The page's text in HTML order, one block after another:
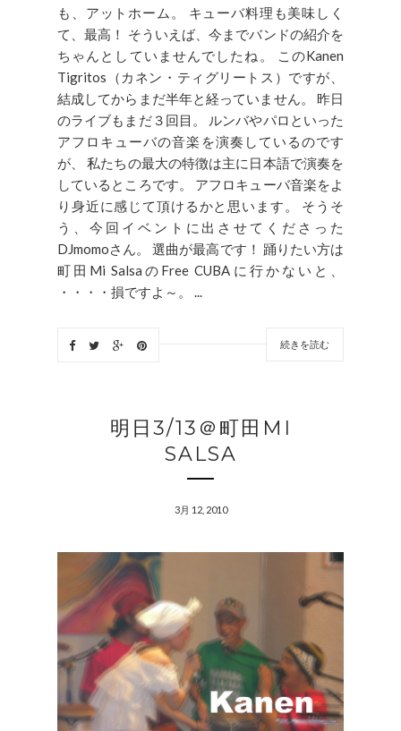
も、アットホーム。 キューバ料理も美味しく
て、最高！ そういえば、今までバンドの紹介を
ちゃんとしていませんでしたね。 このKanen
Tigritos（カネン・ティグリートス）ですが、
結成してからまだ半年と経っていません。 昨日
のライブもまだ３回目。 ルンバやパロといった
アフロキューバの音楽を演奏しているのです
が、 私たちの最大の特徴は主に日本語で演奏を
しているところです。 アフロキューバ音楽をよ
り身近に感じて頂けるかと思います。 そうそ
う、今回イベントに出させてくださった
DJmomoさん。 選曲が最高です！ 踊りたい方は
町田Mi SalsaのFree CUBAに行かないと、
・・・・損ですよ～。 ...
続きを読む
明日3/13＠町田MI
SALSA
3月 12, 2010